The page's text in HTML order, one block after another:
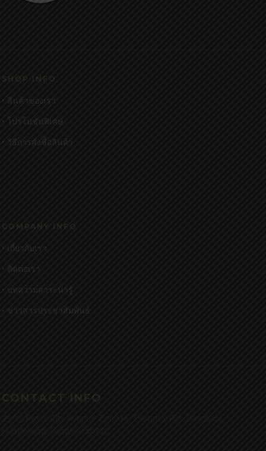
SHOP INFO
• สินค้าของเรา
• โปรโมชั่นพิเศษ
• วิธีการสั่งซื้อสินค้า
COMPANY INFO
• เกี่ยวกับเรา
• ติดต่อเรา
• บทความสาระน่ารู้
• ข่าวสารประชาสัมพันธ์
CONTACT INFO